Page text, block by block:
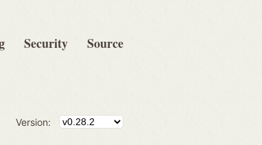
Security Source
Version: